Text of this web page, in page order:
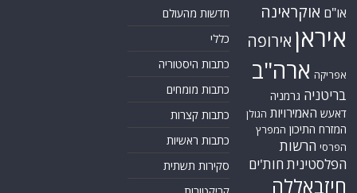
או"ם אוקראינה
איראן אירופה
אפריקה ארה"ב
בריטניה גרמניה
דאעש האמירויות הגולן
המזרח התיכון המפרץ
הפרסי הרשות
הפלסטיניתחות'ים
חיזבאללה
חדשות מהעולם
כללי
כתבות היסטוריה
כתבות מומחים
כתבות קצרות
כתבות ראשיות
סקירות תשתית